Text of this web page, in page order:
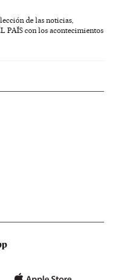
de las noticias,
PAÍS con los acontecimientos